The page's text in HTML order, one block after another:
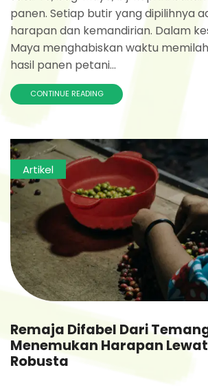
panen. Setiap butir yang dipilihnya
harapan dan kemandirian. Dalam
Maya menghabiskan waktu
hasil panen petani...
CONTINUE READING
Artikel
Remaja Difabel Dari
Menemukan Harapan
Robusta